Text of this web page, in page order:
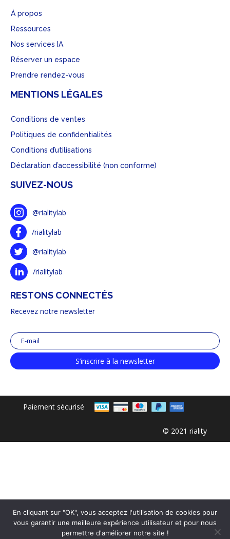
À propos
Ressources
Nos services IA
Réserver un espace
Prendre rendez-vous
MENTIONS LÉGALES
Conditions de ventes
Politiques de confidentialités
Conditions d’utilisations
Déclaration d’accessibilité (non conforme)
SUIVEZ-NOUS
@rialitylab
/rialitylab
@rialitylab
/rialitylab
RESTONS CONNECTÉS
Recevez notre newsletter
S’inscrire à la newsletter
Paiement sécurisé
© 2021 riality
En cliquant sur "OK", vous acceptez l'utilisation de cookies pour
vous garantir une meilleure expérience utilisateur et pour nous
permettre d'améliorer notre site !